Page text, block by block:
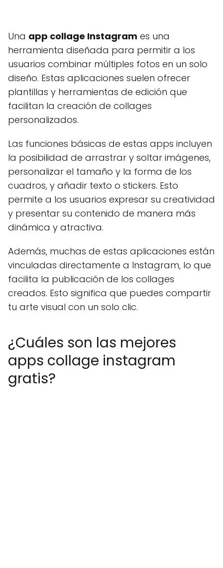
Una app collage Instagram es una
herramienta diseñada para permitir a los
usuarios combinar múltiples fotos en un solo
diseño. Estas aplicaciones suelen ofrecer
plantillas y herramientas de edición que
facilitan la creación de collages
personalizados.
Las funciones básicas de estas apps incluyen
la posibilidad de arrastrar y soltar imágenes,
personalizar el tamaño y la forma de los
cuadros, y añadir texto o stickers. Esto
permite a los usuarios expresar su creatividad
y presentar su contenido de manera más
dinámica y atractiva.
Además, muchas de estas aplicaciones están
vinculadas directamente a Instagram, lo que
facilita la publicación de los collages
creados. Esto significa que puedes compartir
tu arte visual con un solo clic.
¿Cuáles son las mejores
apps collage instagram
gratis?